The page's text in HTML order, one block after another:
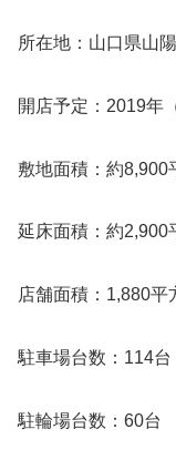
所在地：山口県山
開店予定：2019年
敷地面積：約8,900
延床面積：約2,900
店舗面積：1,880平
駐車場台数：114台
駐輪場台数：60台